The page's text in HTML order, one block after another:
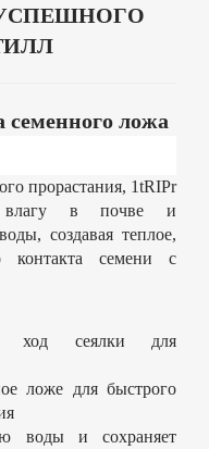
семенного ложа
прорастания, 1tRIPr
влагу в почве и
создавая теплое,
контакта семени с
ход сеялки для
ложе для быстрого
воды и сохраняет